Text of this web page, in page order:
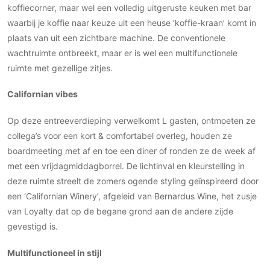
Gietvloeren
Houten vloeren
Natuursteen en keramiek vloeren
Vloerkleden
Afwerking
Wandafwerking
Beton Ciré
Behang / Wandtextiel
Natuursteen en keramiek
Leer
Stucwerk
koffiecorner, maar wel een volledig uitgeruste keuken met bar
waarbij je koffie naar keuze uit een heuse ‘koffie-kraan’ komt in
plaats van uit een zichtbare machine. De conventionele
wachtruimte ontbreekt, maar er is wel een multifunctionele
ruimte met gezellige zitjes.
Californian vibes
Op deze entreeverdieping verwelkomt L gasten, ontmoeten ze
collega’s voor een kort & comfortabel overleg, houden ze
boardmeeting met af en toe een diner of ronden ze de week af
met een vrijdagmiddagborrel. De lichtinval en kleurstelling in
deze ruimte streelt de zomers ogende styling geïnspireerd door
een ‘Californian Winery’, afgeleid van Bernardus Wine, het zusje
van Loyalty dat op de begane grond aan de andere zijde
gevestigd is.
Multifunctioneel in stijl